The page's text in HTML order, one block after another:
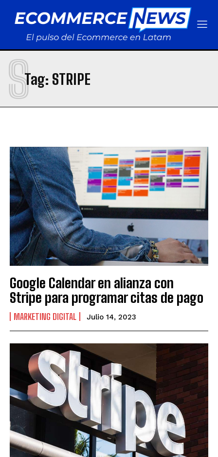
VENEZUELA
VENEZUELA
Tag: STRIPE
S
Google Calendar en alianza con
Stripe para programar citas de pago
MARKETING DIGITAL Julio 14, 2023